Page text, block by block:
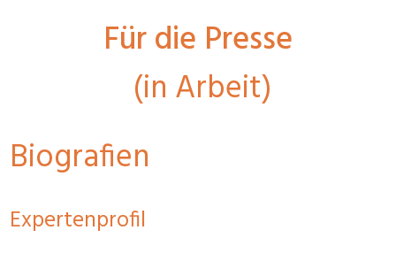
Für die Presse
(in Arbeit)
Biografien
Expertenprofil